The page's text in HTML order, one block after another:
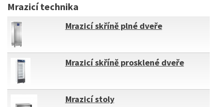
Mrazicí technika
Mrazicí skříně plné dveře
Mrazicí skříně prosklené dveře
Mrazicí stoly